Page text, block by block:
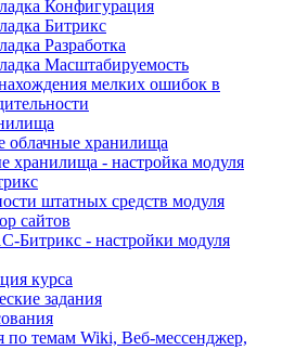
Конфигурация
Битрикс
Разработка
Масштабируемость
мелких ошибок в
облачные хранилища
хранилища - настройка модуля
штатных средств модуля
сайтов
Битрикс - настройки модуля
курса
задания
по темам Wiki, Веб-мессенджер,